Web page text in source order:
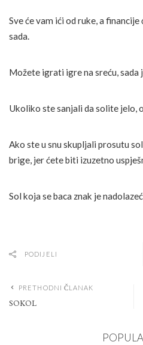
Sve će vam ići od ruke, a
sada.
Možete igrati igre na sreću, sada
Ukoliko ste sanjali da solite jelo,
Ako ste u snu skupljali prosutu
brige, jer ćete biti izuzetno
Sol koja se baca znak je
PODIJELI
PRETHODNI ČLANAK
SOKOL